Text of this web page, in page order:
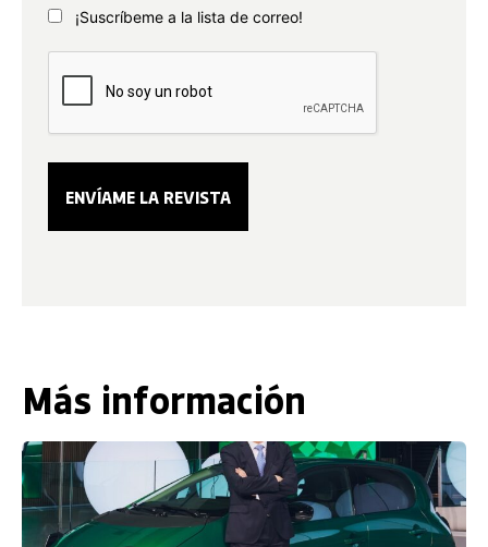
¡Suscríbeme a la lista de correo!
Más información